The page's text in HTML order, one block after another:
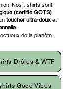
Nos t-shirts sont
(certifié GOTS)
toucher ultra-doux et
de la planète.
Drôles & WTF
Good Vibes